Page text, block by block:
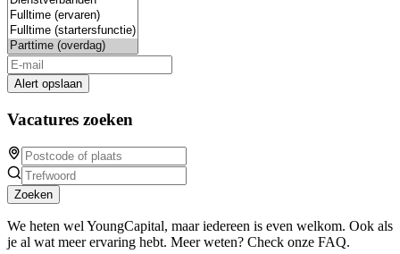
Alert opslaan
Vacatures zoeken
Zoeken
We heten wel YoungCapital, maar iedereen is even welkom. Ook als
je al wat meer ervaring hebt. Meer weten? Check onze FAQ.